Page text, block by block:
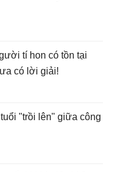
tí hon có tồn tại
có lời giải!
"trồi lên" giữa công